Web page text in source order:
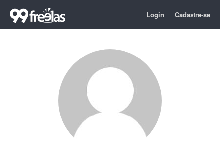
Login Cadastre-se